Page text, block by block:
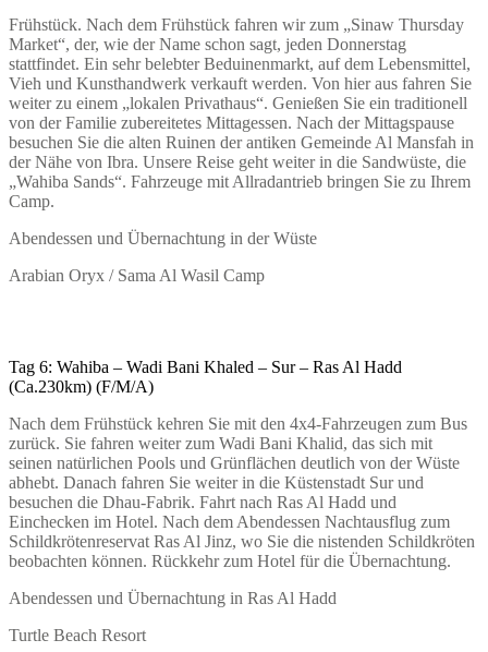
Frühstück. Nach dem Frühstück fahren wir zum „Sinaw Thursday
Market“, der, wie der Name schon sagt, jeden Donnerstag
stattfindet. Ein sehr belebter Beduinenmarkt, auf dem Lebensmittel,
Vieh und Kunsthandwerk verkauft werden. Von hier aus fahren Sie
weiter zu einem „lokalen Privathaus“. Genießen Sie ein traditionell
von der Familie zubereitetes Mittagessen. Nach der Mittagspause
besuchen Sie die alten Ruinen der antiken Gemeinde Al Mansfah in
der Nähe von Ibra. Unsere Reise geht weiter in die Sandwüste, die
„Wahiba Sands“. Fahrzeuge mit Allradantrieb bringen Sie zu Ihrem
Camp.
Abendessen und Übernachtung in der Wüste
Arabian Oryx / Sama Al Wasil Camp
Tag 6: Wahiba – Wadi Bani Khaled – Sur – Ras Al Hadd
(Ca.230km) (F/M/A)
Nach dem Frühstück kehren Sie mit den 4x4-Fahrzeugen zum Bus
zurück. Sie fahren weiter zum Wadi Bani Khalid, das sich mit
seinen natürlichen Pools und Grünflächen deutlich von der Wüste
abhebt. Danach fahren Sie weiter in die Küstenstadt Sur und
besuchen die Dhau-Fabrik. Fahrt nach Ras Al Hadd und
Einchecken im Hotel. Nach dem Abendessen Nachtausflug zum
Schildkrötenreservat Ras Al Jinz, wo Sie die nistenden Schildkröten
beobachten können. Rückkehr zum Hotel für die Übernachtung.
Abendessen und Übernachtung in Ras Al Hadd
Turtle Beach Resort